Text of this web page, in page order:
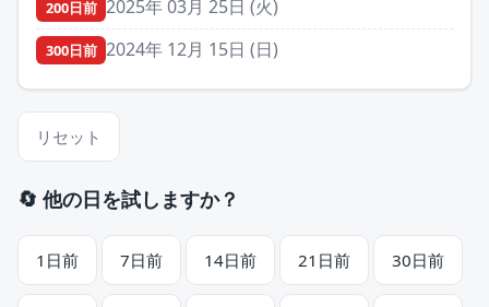
200日前 2025年 03月 25日 (火)
300日前 2024年 12月 15日 (日)
リセット
🔄 他の日を試しますか？
1日前 7日前 14日前 21日前 30日前